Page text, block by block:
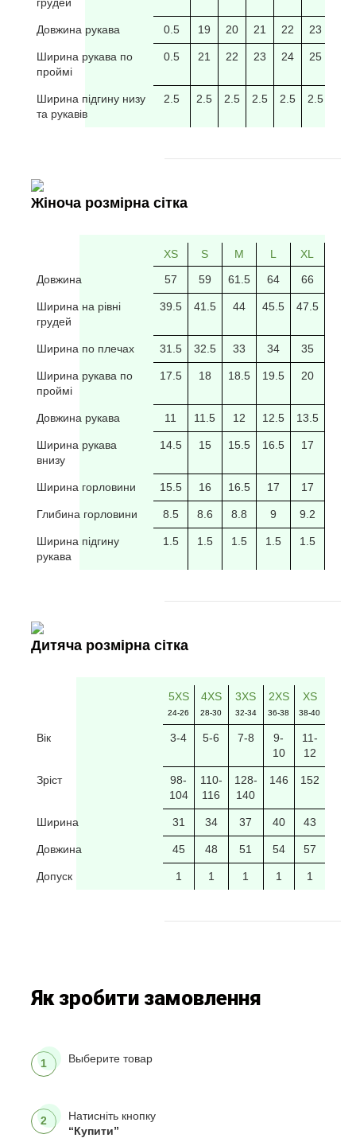
Довжина рукава 0.5 19 20 21 22 23
Ширина рукава по
проймі
0.5 21 22 23 24 25
Ширина підгину низу
та рукавів
2.5 2.5 2.5 2.5 2.5 2.5
Жіноча розмірна сітка
XS S M L XL
Довжина
57 59 61.5 64 66
Ширина на рівні
грудей
39.5 41.5 44 45.5 47.5
Ширина по плечах 31.5 32.5 33 34 35
Ширина рукава по
проймі
17.5 18 18.5 19.5 20
Довжина рукава 11 11.5 12 12.5 13.5
Ширина рукава
внизу
14.5 15 15.5 16.5 17
Ширина горловини 15.5 16 16.5 17 17
Глибина горловини 8.5 8.6 8.8 9 9.2
Ширина підгину
рукава
1.5 1.5 1.5 1.5 1.5
Дитяча розмірна сітка
5XS
24-26
4XS
28-30
3XS
32-34
2XS
36-38
XS
38-40
Вік 3-4 5-6 7-8
9-
10
11-
12
Зріст
98-
104
110-
116
128-
140
146 152
Ширина 31 34 37 40 43
Довжина 45 48 51 54 57
Допуск 1 1 1 1 1
Як зробити замовлення
1 Выберите товар
2
Натисніть кнопку
“Купити”